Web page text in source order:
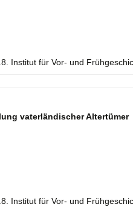
Institut für Vor- und
vaterländischer Altertümer
Institut für Vor- und